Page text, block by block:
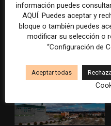
La Marea cierra 2025 con
superávit, pero su
cooperativa pierde 38.542
euros
información puedes
AQUÍ. Puedes aceptar y
bloque o también puedes
modificar su selección o
“Configuración de
Aceptar todas